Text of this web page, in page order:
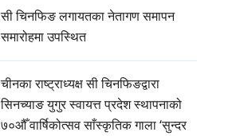
सी चिनफिङ लगायतका नेतागण समापन
समारोहमा उपस्थित
चीनका राष्ट्राध्यक्ष सी चिनफिङद्वारा
सिनच्याङ युगुर स्वायत्त प्रदेश स्थापनाको
७०औँ वार्षिकोत्सव साँस्कृतिक गाला ‘सुन्दर